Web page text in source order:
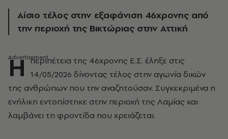
Αίσιο τέλος στην εξαφάνιση 46χρονης από
την περιοχή της Βικτώριας στην Αττική
Η περιπέτεια της 46χρονης Ε.Σ. έληξε στις
14/05/2026 δίνοντας τέλος στην αγωνία δικών
της ανθρώπων που την αναζητούσαν. Συγκεκριμένα η
ενήλικη εντοπίστηκε στην περιοχή της Λαμίας και
λαμβάνει τη φροντίδα που χρειάζεται.